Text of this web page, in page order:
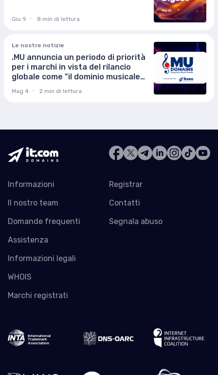
Giu 9 8 min di lettura
Le nostre notizie
.MU annuncia un periodo di priorità
per i marchi in vista del rilancio
globale come "il dominio musicale
Mag 4 2 min di lettura
Informazioni
Il nostro team
Domande frequenti
Assistenza
Informazioni legali
WHOIS
Marchi registrati
Registrar
Contatti
Segnala abuso